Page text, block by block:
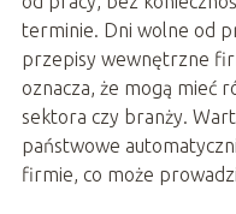
terminie. Dni wolne od
przepisy wewnętrzne
oznacza, że mogą mieć
sektora czy branży.
państwowe
firmie, co może